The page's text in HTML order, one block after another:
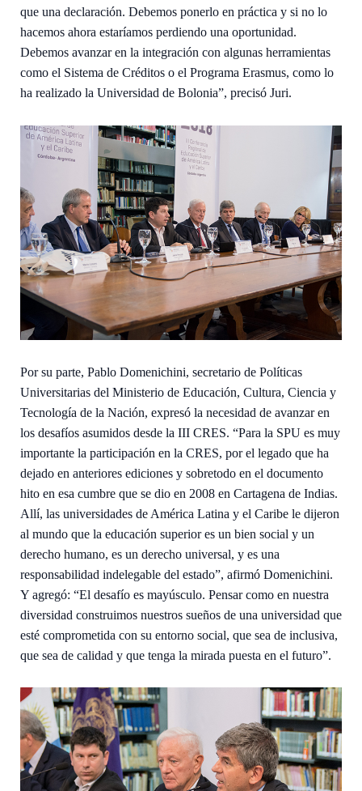
que una declaración. Debemos ponerlo en práctica y si no lo
hacemos ahora estaríamos perdiendo una oportunidad.
Debemos avanzar en la integración con algunas herramientas
como el Sistema de Créditos o el Programa Erasmus, como lo
ha realizado la Universidad de Bolonia”, precisó Juri.
Por su parte, Pablo Domenichini, secretario de Políticas
Universitarias del Ministerio de Educación, Cultura, Ciencia y
Tecnología de la Nación, expresó la necesidad de avanzar en
los desafíos asumidos desde la III CRES. “Para la SPU es muy
importante la participación en la CRES, por el legado que ha
dejado en anteriores ediciones y sobretodo en el documento
hito en esa cumbre que se dio en 2008 en Cartagena de Indias.
Allí, las universidades de América Latina y el Caribe le dijeron
al mundo que la educación superior es un bien social y un
derecho humano, es un derecho universal, y es una
responsabilidad indelegable del estado”, afirmó Domenichini.
Y agregó: “El desafío es mayúsculo. Pensar como en nuestra
diversidad construimos nuestros sueños de una universidad que
esté comprometida con su entorno social, que sea de inclusiva,
que sea de calidad y que tenga la mirada puesta en el futuro”.